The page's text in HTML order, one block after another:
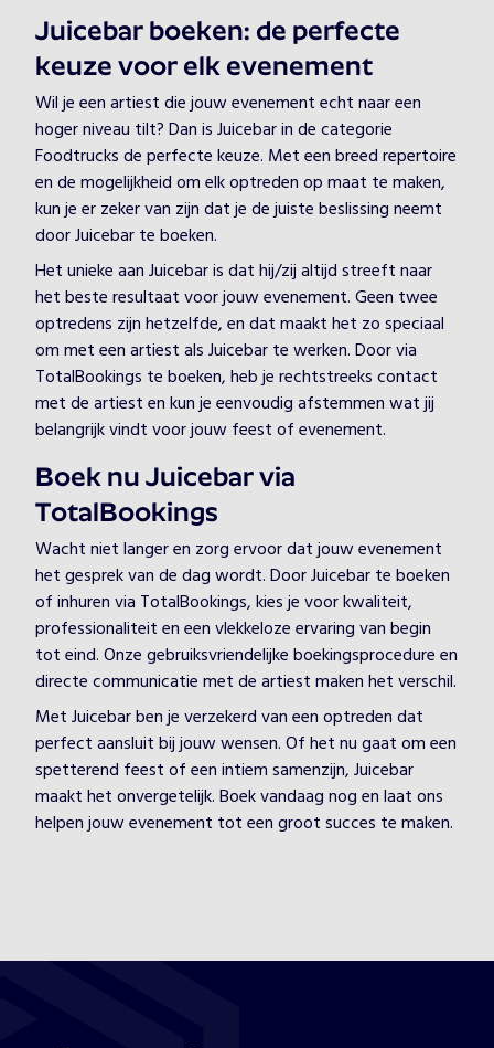
Juicebar boeken: de perfecte
keuze voor elk evenement
Wil je een artiest die jouw evenement echt naar een
hoger niveau tilt? Dan is Juicebar in de categorie
Foodtrucks de perfecte keuze. Met een breed repertoire
en de mogelijkheid om elk optreden op maat te maken,
kun je er zeker van zijn dat je de juiste beslissing neemt
door Juicebar te boeken.
Het unieke aan Juicebar is dat hij/zij altijd streeft naar
het beste resultaat voor jouw evenement. Geen twee
optredens zijn hetzelfde, en dat maakt het zo speciaal
om met een artiest als Juicebar te werken. Door via
TotalBookings te boeken, heb je rechtstreeks contact
met de artiest en kun je eenvoudig afstemmen wat jij
belangrijk vindt voor jouw feest of evenement.
Boek nu Juicebar via
TotalBookings
Wacht niet langer en zorg ervoor dat jouw evenement
het gesprek van de dag wordt. Door Juicebar te boeken
of inhuren via TotalBookings, kies je voor kwaliteit,
professionaliteit en een vlekkeloze ervaring van begin
tot eind. Onze gebruiksvriendelijke boekingsprocedure en
directe communicatie met de artiest maken het verschil.
Met Juicebar ben je verzekerd van een optreden dat
perfect aansluit bij jouw wensen. Of het nu gaat om een
spetterend feest of een intiem samenzijn, Juicebar
maakt het onvergetelijk. Boek vandaag nog en laat ons
helpen jouw evenement tot een groot succes te maken.